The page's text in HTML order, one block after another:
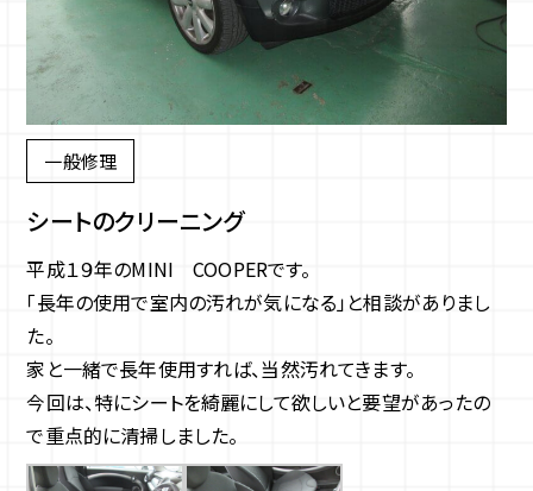
一般修理
シートのクリーニング
平成１９年のMINI COOPERです。
「長年の使用で室内の汚れが気になる」と相談がありまし
た。
家と一緒で長年使用すれば、当然汚れてきます。
今回は、特にシートを綺麗にして欲しいと要望があったの
で重点的に清掃しました。